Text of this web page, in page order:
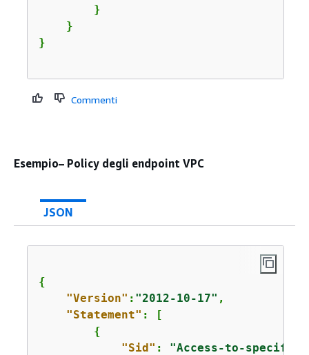
        }
    }
}
Commenti
Esempio– Policy degli endpoint VPC
JSON
{
"Version" : "2012-10-17" ,
"Statement" : [
{
"Sid" : "Access-to-specific-